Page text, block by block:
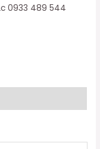
0933 489 544